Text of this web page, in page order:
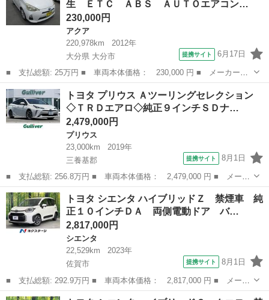
ＶＤ／フ...
生 ＥＴＣ ＡＢＳ ＡＵＴＯエアコン…
230,000円
アクア
220,978km
2012年
大分県 大分市
提携サイト 6月17日
■ 支払総額: 25万円 ■ 車両本体価格： 230,000 円 ■ メーカー
名： トヨタ ■ 車種名： アクア ■ グレード名： Ｇ フルセグ
ＴＶ ＤＶＤ再生 ＥＴＣ ＡＢＳ ＡＵＴＯエアコン 運転席エア
バック 助手席エ...
大分 大分市 アクア
トヨタ プリウス Ａツーリングセレクション
◇ＴＲＤエアロ◇純正９インチＳＤナ…
2,479,000円
プリウス
23,000km
2019年
三養基郡
提携サイト 8月1日
■ 支払総額: 256.8万円 ■ 車両本体価格： 2,479,000 円 ■ メーカ
ー名： トヨタ ■ 車種名： プリウス ■ グレード名： Ａツーリ
ングセレクション ◇ＴＲＤエアロ◇純正９インチＳＤナビゲーショ
ン・フル...
佐賀 三養基郡 プリウス
トヨタ シエンタ ハイブリッドＺ 禁煙車 純
正１０インチＤＡ 両側電動ドア バ…
2,817,000円
シエンタ
22,529km
2023年
佐賀市
提携サイト 8月1日
■ 支払総額: 292.9万円 ■ 車両本体価格： 2,817,000 円 ■ メーカ
ー名： トヨタ ■ 車種名： シエンタ ■ グレード名： ハイブリ
佐賀 佐賀市 シエンタ